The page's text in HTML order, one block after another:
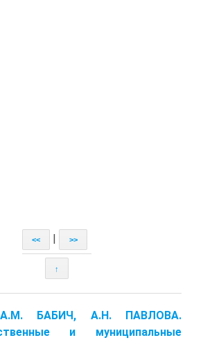
<< >>
↑
A.M. БАБИЧ, A.H. ПАВЛОВА.
и муниципальные